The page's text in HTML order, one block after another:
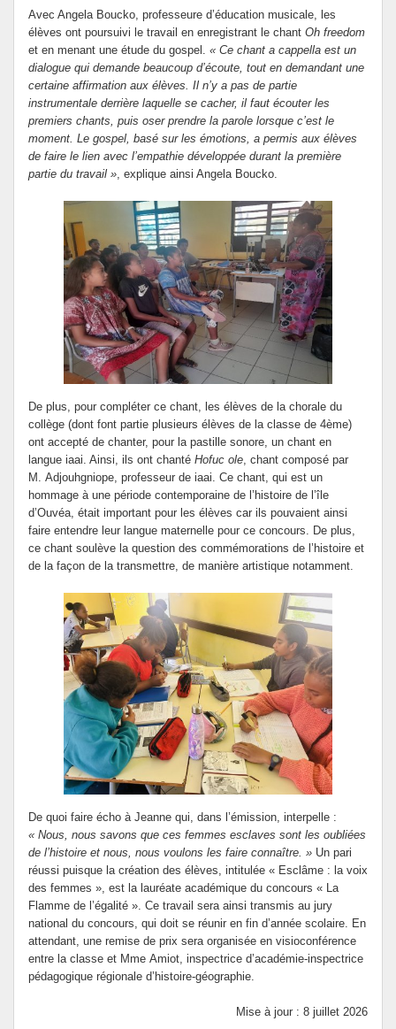
Avec Angela Boucko, professeure d’éducation musicale, les
élèves ont poursuivi le travail en enregistrant le chant Oh freedom
et en menant une étude du gospel. « Ce chant a cappella est un
dialogue qui demande beaucoup d’écoute, tout en demandant une
certaine affirmation aux élèves. Il n’y a pas de partie
instrumentale derrière laquelle se cacher, il faut écouter les
premiers chants, puis oser prendre la parole lorsque c’est le
moment. Le gospel, basé sur les émotions, a permis aux élèves
de faire le lien avec l’empathie développée durant la première
partie du travail » , explique ainsi Angela Boucko.
De plus, pour compléter ce chant, les élèves de la chorale du
collège (dont font partie plusieurs élèves de la classe de 4ème)
ont accepté de chanter, pour la pastille sonore, un chant en
langue iaai. Ainsi, ils ont chanté Hofuc ole, chant composé par
M. Adjouhgniope, professeur de iaai. Ce chant, qui est un
hommage à une période contemporaine de l’histoire de l’île
d’Ouvéa, était important pour les élèves car ils pouvaient ainsi
faire entendre leur langue maternelle pour ce concours. De plus,
ce chant soulève la question des commémorations de l’histoire et
de la façon de la transmettre, de manière artistique notamment.
De quoi faire écho à Jeanne qui, dans l’émission, interpelle :
« Nous, nous savons que ces femmes esclaves sont les oubliées
de l’histoire et nous, nous voulons les faire connaître. » Un pari
réussi puisque la création des élèves, intitulée « Esclâme : la voix
des femmes », est la lauréate académique du concours « La
Flamme de l’égalité ». Ce travail sera ainsi transmis au jury
national du concours, qui doit se réunir en fin d’année scolaire. En
attendant, une remise de prix sera organisée en visioconférence
entre la classe et Mme Amiot, inspectrice d’académie-inspectrice
pédagogique régionale d’histoire-géographie.
Mise à jour : 8 juillet 2026